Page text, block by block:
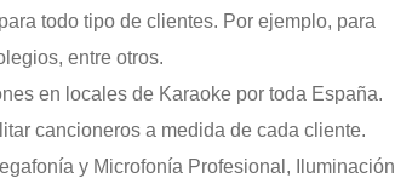
todo tipo de clientes. Por ejemplo, para
entre otros.
en locales de Karaoke por toda España.
cancioneros a medida de cada cliente.
y Microfonía Profesional, Iluminación